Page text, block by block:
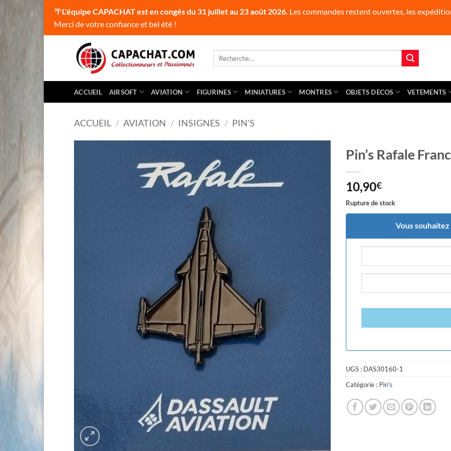
🌴L'équipe CAPACHAT est en congés du 31 juillet au 23 août 2026. Les commandes restent ouvertes, les
Merci de votre confiance et bel été !
ACCUEIL AIRSOFT AVIATION FIGURINES MINIATURES MONTRES OBJETS DECOS VETEMENTS
ACCUEIL / AVIATION / INSIGNES / PIN'S
Pin’s Rafale
10,90€
Rupture de stock
Vous
UGS : DAS30160-1
Catégorie : Pin's